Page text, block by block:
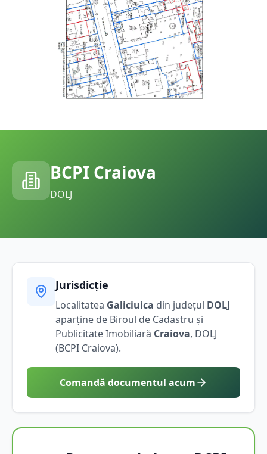
BCPI Craiova
DOLJ
Jurisdicție
Localitatea Galiciuica din județul DOLJ
aparține de Biroul de Cadastru și
Publicitate Imobiliară Craiova, DOLJ
(BCPI Craiova).
Comandă documentul acum